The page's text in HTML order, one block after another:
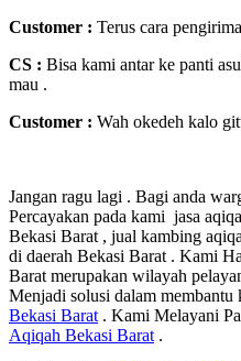
Customer : Terus cara
CS : Bisa kami antar ke panti
mau .
Customer : Wah okedeh kalo
Jangan ragu lagi . Bagi anda
Percayakan pada kami jasa
Bekasi Barat , jual kambing
di daerah Bekasi Barat . Kami
Barat merupakan wilayah
Menjadi solusi dalam membantu
Bekasi Barat . Kami Melayani
Aqiqah Bekasi Barat .